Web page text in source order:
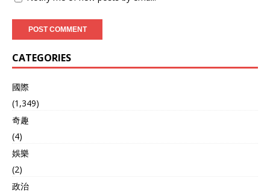
CATEGORIES
國際
(1,349)
奇趣
(4)
娛樂
(2)
政治